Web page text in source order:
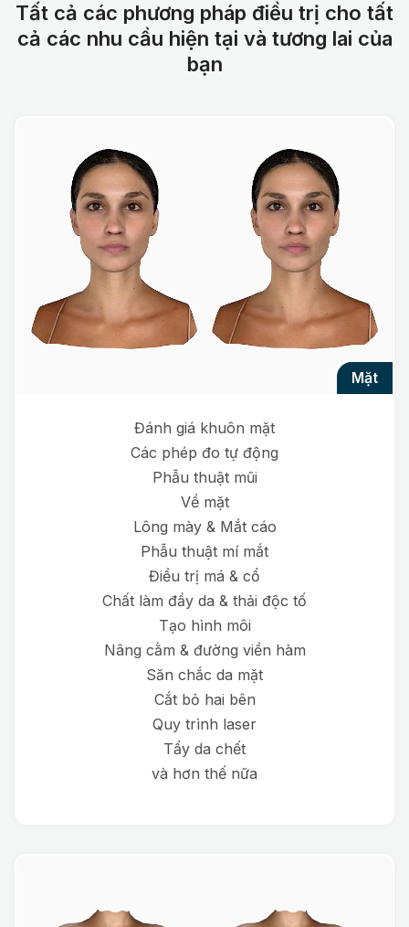
Tất cả các phương pháp điều trị cho tất
cả các nhu cầu hiện tại và tương lai của
bạn
mặt
Đánh giá khuôn mặt
Các phép đo tự động
Phẫu thuật mũi
Về mặt
Lông mày & Mắt cáo
Phẫu thuật mí mắt
Điều trị má & cổ
Chất làm đầy da & thải độc tố
Tạo hình môi
Nâng cằm & đường viền hàm
Săn chắc da mặt
Cắt bỏ hai bên
Quy trình laser
Tẩy da chết
và hơn thế nữa